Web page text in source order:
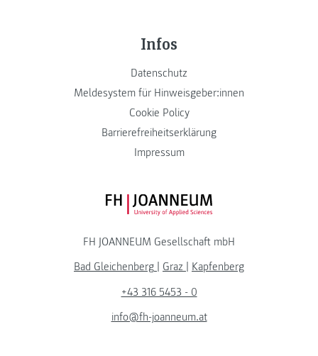
Infos
Datenschutz
Meldesystem für Hinweisgeber:innen
Cookie Policy
Barrierefreiheitserklärung
Impressum
FH JOANNEUM Logo
FH JOANNEUM Gesellschaft mbH
Bad Gleichenberg
Graz
Kapfenberg
+43 316 5453 - 0
info@fh-joanneum.at